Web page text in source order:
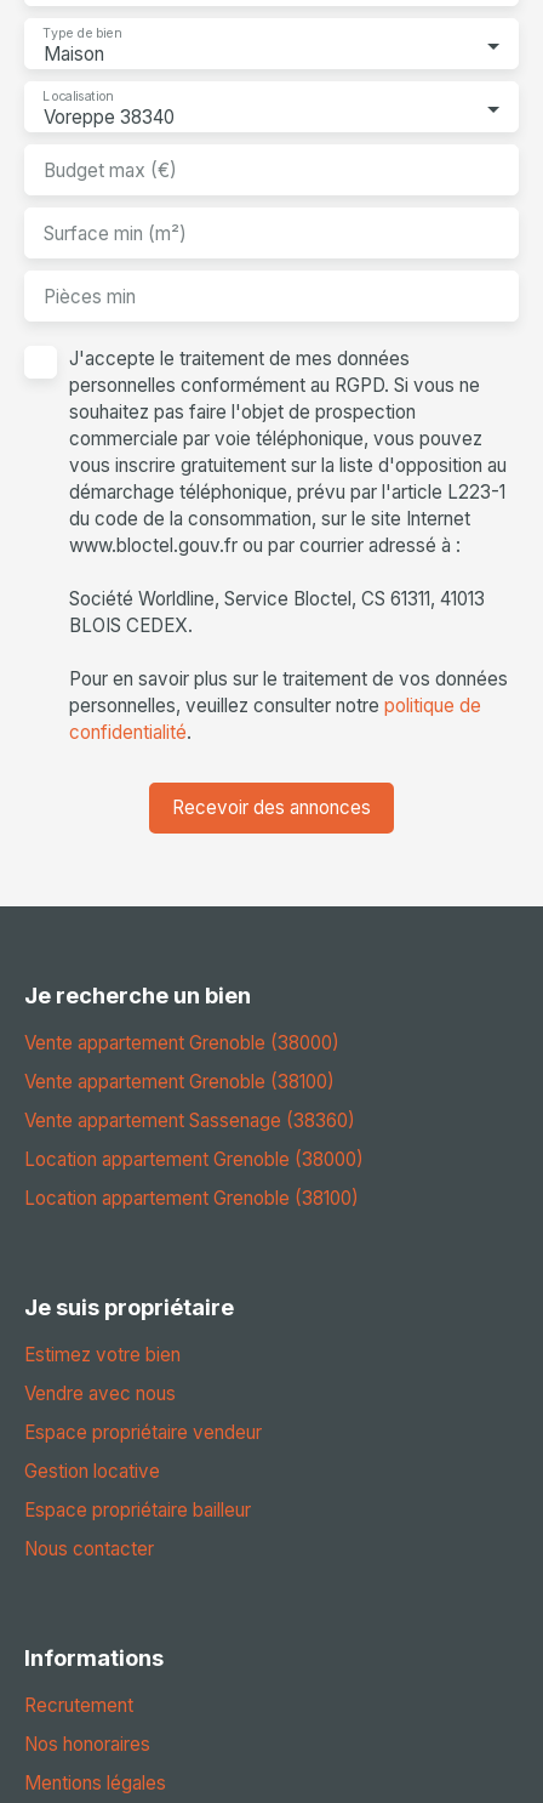
Maison
Type de bien
Voreppe 38340
Localisation
Budget max (€)
Surface min (m²)
Pièces min
J'accepte le traitement de mes données
personnelles conformément au RGPD. Si vous ne
souhaitez pas faire l'objet de prospection
commerciale par voie téléphonique, vous pouvez
vous inscrire gratuitement sur la liste d'opposition au
démarchage téléphonique, prévu par l'article L223-1
du code de la consommation, sur le site Internet
www.bloctel.gouv.fr ou par courrier adressé à :
Société Worldline, Service Bloctel, CS 61311, 41013
BLOIS CEDEX.
Pour en savoir plus sur le traitement de vos données
personnelles, veuillez consulter notre politique de
confidentialité.
Recevoir des annonces
Je recherche un bien
Vente appartement Grenoble (38000)
Vente appartement Grenoble (38100)
Vente appartement Sassenage (38360)
Location appartement Grenoble (38000)
Location appartement Grenoble (38100)
Je suis propriétaire
Estimez votre bien
Vendre avec nous
Espace propriétaire vendeur
Gestion locative
Espace propriétaire bailleur
Nous contacter
Informations
Recrutement
Nos honoraires
Mentions légales